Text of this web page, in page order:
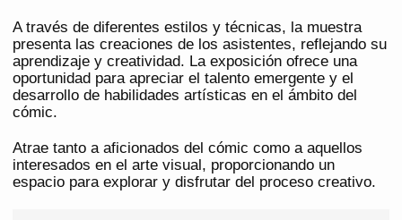
A través de diferentes estilos y técnicas, la muestra
presenta las creaciones de los asistentes, reflejando su
aprendizaje y creatividad. La exposición ofrece una
oportunidad para apreciar el talento emergente y el
desarrollo de habilidades artísticas en el ámbito del
cómic.
Atrae tanto a aficionados del cómic como a aquellos
interesados en el arte visual, proporcionando un
espacio para explorar y disfrutar del proceso creativo.